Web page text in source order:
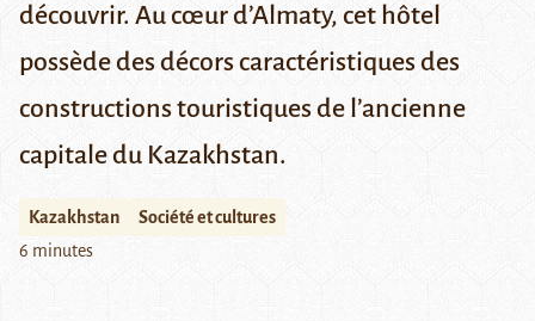
découvrir. Au cœur d’Almaty, cet hôtel
possède des décors caractéristiques des
constructions touristiques de l’ancienne
capitale du Kazakhstan.
Kazakhstan
Société et cultures
6 minutes